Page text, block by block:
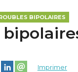
BIPOLAIRES
cette page sur
cette page sur
Partager cette page sur
Partager cette
Imprimer